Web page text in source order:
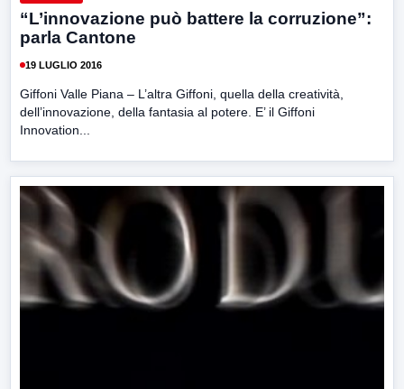
“L’innovazione può battere la corruzione”:
parla Cantone
19 LUGLIO 2016
Giffoni Valle Piana – L’altra Giffoni, quella della creatività,
dell’innovazione, della fantasia al potere. E’ il Giffoni
Innovation...